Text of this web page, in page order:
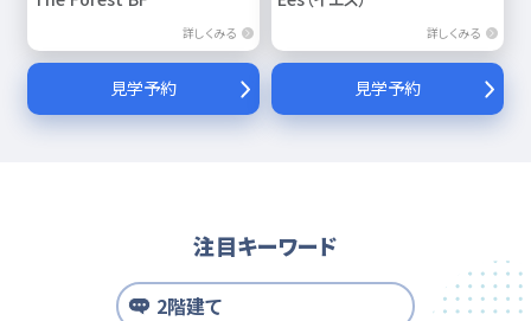
詳しくみる
見学予約
詳しくみる
見学予約
注目キーワード
2階建て